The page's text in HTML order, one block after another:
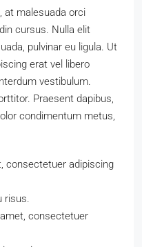
at malesuada orci
cursus. Nulla elit
pulvinar eu ligula. Ut
erat vel libero
vestibulum.
Praesent dapibus,
condimentum metus,
consectetuer adipiscing
risus.
consectetuer